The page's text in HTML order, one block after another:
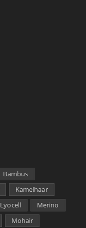
Bambus
Kamelhaar
Lyocell
Merino
Mohair